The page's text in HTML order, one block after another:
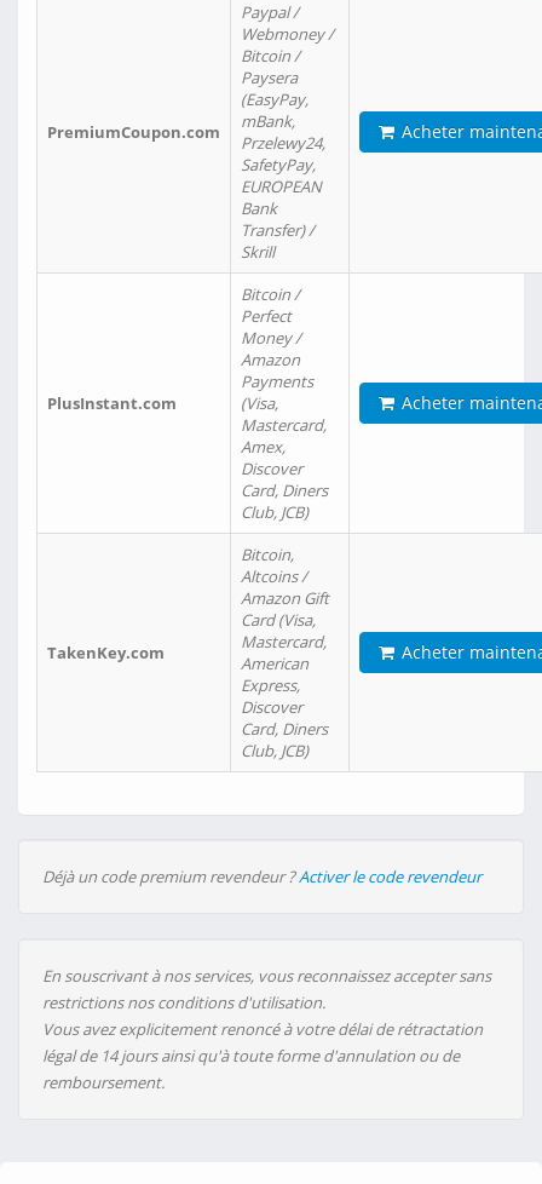
PremiumCoupon.com
Paypal /
Webmoney /
Bitcoin /
Paysera
(EasyPay,
mBank,
Przelewy24,
SafetyPay,
EUROPEAN
Bank
Transfer) /
Skrill
Acheter
PlusInstant.com
Bitcoin /
Perfect
Money /
Amazon
Payments
(Visa,
Mastercard,
Amex,
Discover
Card, Diners
Club, JCB)
Acheter
TakenKey.com
Bitcoin,
Altcoins /
Amazon Gift
Card (Visa,
Mastercard,
American
Express,
Discover
Card, Diners
Club, JCB)
Acheter
Déjà un code premium revendeur ?Activer le code revendeur
En souscrivant à nos services, vous reconnaissez accepter sans
restrictions nos conditions d'utilisation.
Vous avez explicitement renoncé à votre délai de rétractation
légal de 14 jours ainsi qu'à toute forme d'annulation ou de
remboursement.